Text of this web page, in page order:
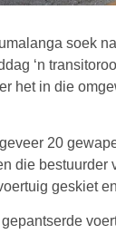
soek
‘n
het in die
20
die bestuurder
geskiet